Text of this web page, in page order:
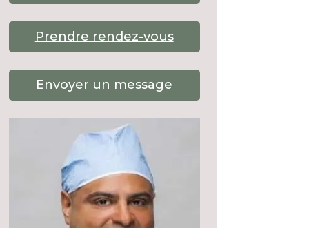
Prendre rendez-vous
Envoyer un message